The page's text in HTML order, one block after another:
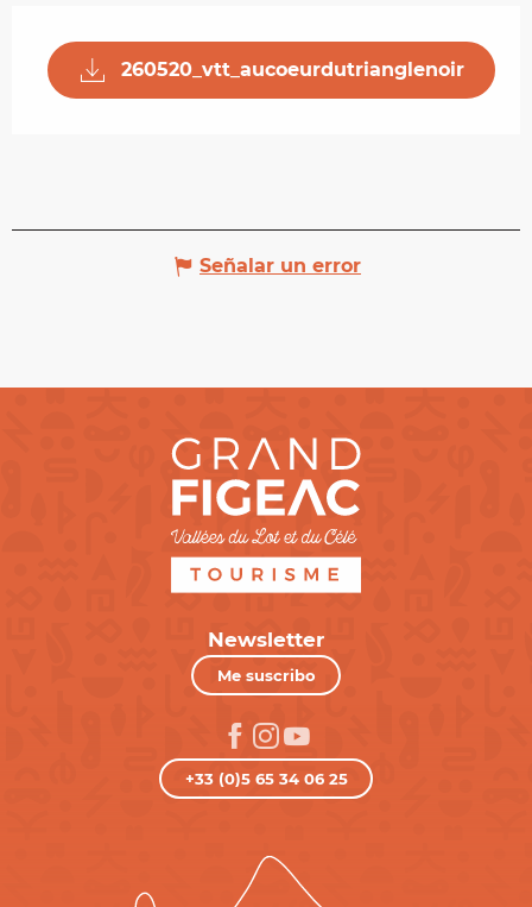
260520_vtt_aucoeurdutrianglenoir
Señalar un error
Newsletter
Me suscribo
+33 (0)5 65 34 06 25